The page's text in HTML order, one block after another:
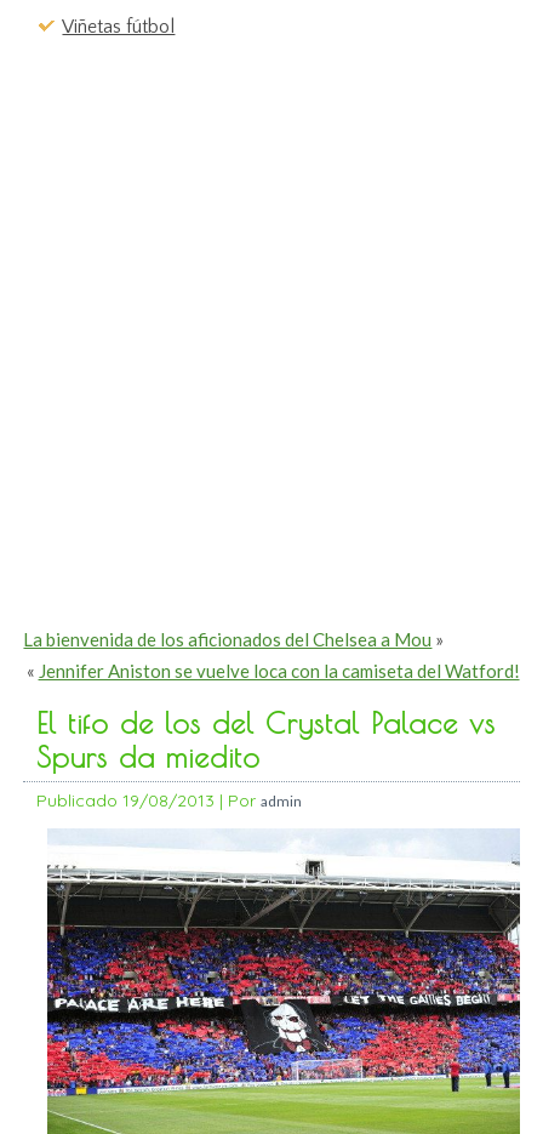
Viñetas fútbol
La bienvenida de los aficionados del Chelsea a Mou »
« Jennifer Aniston se vuelve loca con la camiseta del Watford!
El tifo de los del Crystal Palace vs
Spurs da miedito
Publicado 19/08/2013 | Por admin